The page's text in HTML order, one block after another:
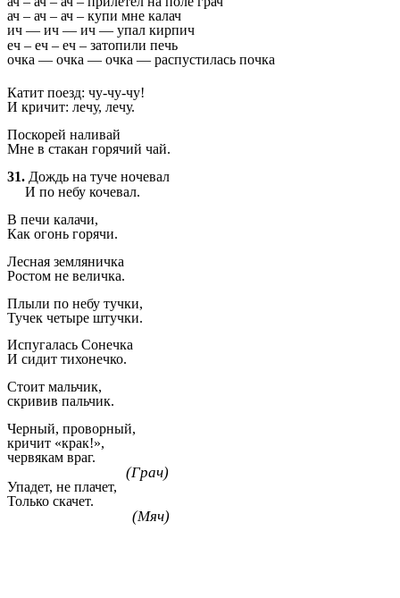
ач – ач – ач – купи мне калач
ич — ич — ич — упал кирпич
еч – еч – еч – затопили печь
очка — очка — очка — распустилась почка
Катит поезд: чу-чу-чу!
И кричит: лечу, лечу.
Поскорей наливай
Мне в стакан горячий чай.
31. Дождь на туче ночевал
И по небу кочевал.
В печи калачи,
Как огонь горячи.
Лесная земляничка
Ростом не величка.
Плыли по небу тучки,
Тучек четыре штучки.
Испугалась Сонечка
И сидит тихонечко.
Стоит мальчик,
скривив пальчик.
Черный, проворный,
кричит «крак!»,
червякам враг.
(Грач)
Упадет, не плачет,
Только скачет.
(Мяч)